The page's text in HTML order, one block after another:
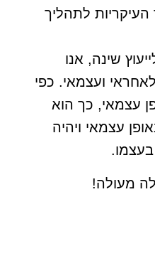
העיקריות לתהליך
שינה, אנו
ועצמאי. כפי
עצמאי, כך הוא
עצמאי ויהיה
מעולה!